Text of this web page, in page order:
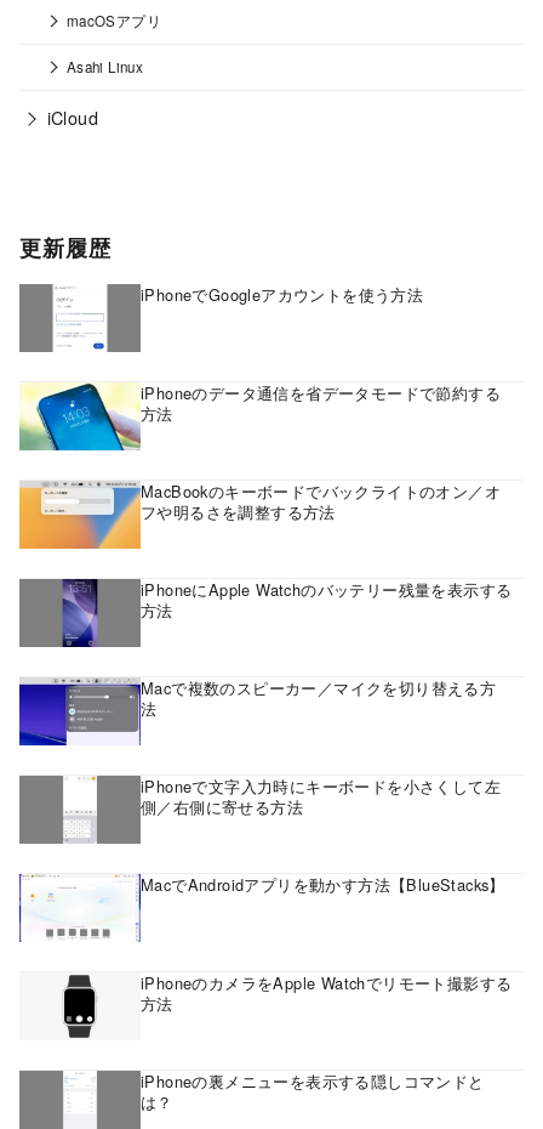
macOSアプリ
Asahi Linux
iCloud
更新履歴
iPhoneでGoogleアカウントを使う方法
iPhoneのデータ通信を省データモードで節約する
方法
MacBookのキーボードでバックライトのオン／オ
フや明るさを調整する方法
iPhoneにApple Watchのバッテリー残量を表示する
方法
Macで複数のスピーカー／マイクを切り替える方
法
iPhoneで文字入力時にキーボードを小さくして左
側／右側に寄せる方法
MacでAndroidアプリを動かす方法【BlueStacks】
iPhoneのカメラをApple Watchでリモート撮影する
方法
iPhoneの裏メニューを表示する隠しコマンドと
は？